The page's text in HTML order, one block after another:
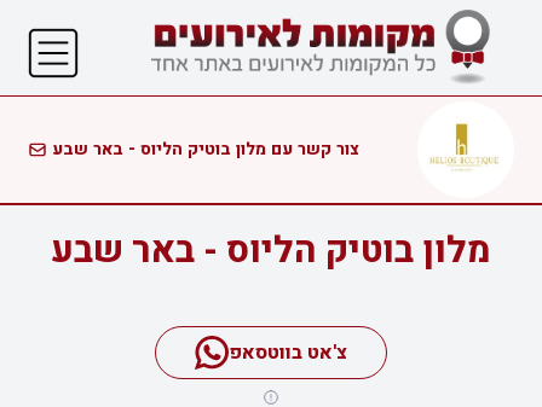
צור קשר עם מלון בוטיק הליוס - באר שבע
מלון בוטיק הליוס - באר שבע
צ'אט בווטסאפ